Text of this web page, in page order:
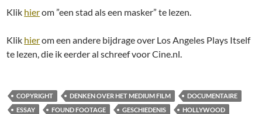
Klik hierom ”een stad als een masker” te lezen.
Klik hierom een andere bijdrage over Los Angeles Plays Itself
te lezen, die ik eerder al schreef voor Cine.nl.
COPYRIGHT DENKEN OVER HET MEDIUM FILM
DOCUMENTAIRE
ESSAY
FOUND FOOTAGE GESCHIEDENIS
HOLLYWOOD